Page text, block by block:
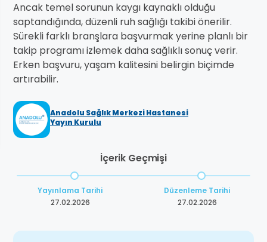
Ancak temel sorunun kaygı kaynaklı olduğu
saptandığında, düzenli ruh sağlığı takibi önerilir.
Sürekli farklı branşlara başvurmak yerine planlı bir
takip programı izlemek daha sağlıklı sonuç verir.
Erken başvuru, yaşam kalitesini belirgin biçimde
artırabilir.
Anadolu Sağlık Merkezi Hastanesi
Yayın Kurulu
İçerik Geçmişi
Yayınlama Tarihi
27.02.2026
Düzenleme Tarihi
27.02.2026